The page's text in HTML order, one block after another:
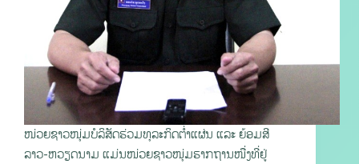
ໜ່ວຍຊາວໜຸ່ມບໍລິສັດຮ່ວມທຸລະກິດຕ່ຳແຜ່ນ ແລະ ຍ້ອມສີ
ລາວ-ຫວຽດນາມ ແມ່ນໜ່ວຍຊາວໜຸ່ມຮາກຖານໜື່ງທີ່ຢູ່